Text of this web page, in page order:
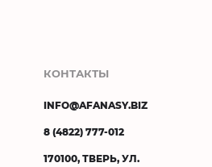
КОНТАКТЫ
INFO@AFANASY.BIZ
8 (4822) 777-012
170100, ТВЕРЬ, УЛ.